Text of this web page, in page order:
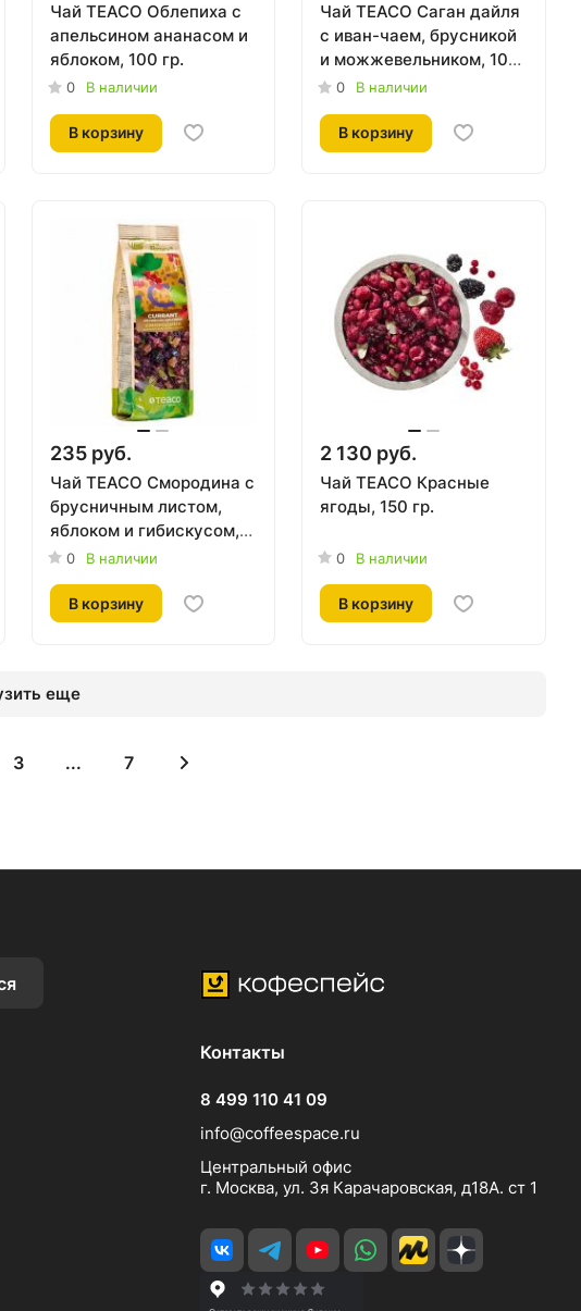
Чай TEACO Облепиха с
апельсином ананасом и
яблоком, 100 гр.
0 В наличии
В корзину
Чай TEACO Саган дайля
с иван-чаем, брусникой
и можжевельником, 100
гр.0 В наличии
В корзину
235 руб.
Чай TEACO Смородина с
брусничным листом,
яблоком и гибискусом,
100 гр.
0 В наличии
В корзину
2 130 руб.
Чай TEACO Красные
ягоды, 150 гр.
0 В наличии
В корзину
еще
3 ... 7
Контакты
8 499 110 41 09
info@coffeespace.ru
Центральный офис
г. Москва, ул. 3я Карачаровская, д18А. ст 1